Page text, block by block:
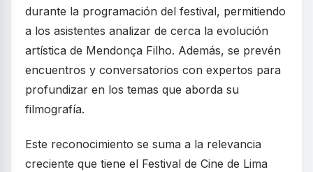
durante la programación del festival, permitiendo
a los asistentes analizar de cerca la evolución
artística de Mendonça Filho. Además, se prevén
encuentros y conversatorios con expertos para
profundizar en los temas que aborda su
filmografía.
Este reconocimiento se suma a la relevancia
creciente que tiene el Festival de Cine de Lima